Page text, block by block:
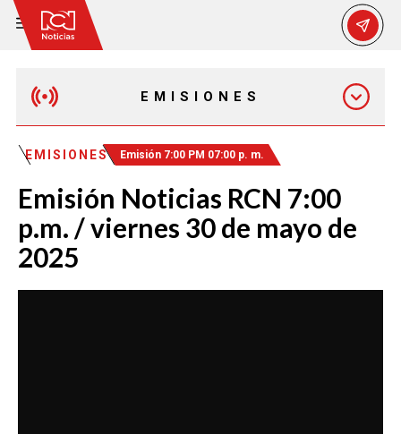
EMISIONES
EMISIÓN 12:30 PM
EMISIÓN 7:00 PM
EMISIONES Emisión 7:00 PM 07:00 p. m.
Emisión Noticias RCN 7:00
p.m. / viernes 30 de mayo de
2025